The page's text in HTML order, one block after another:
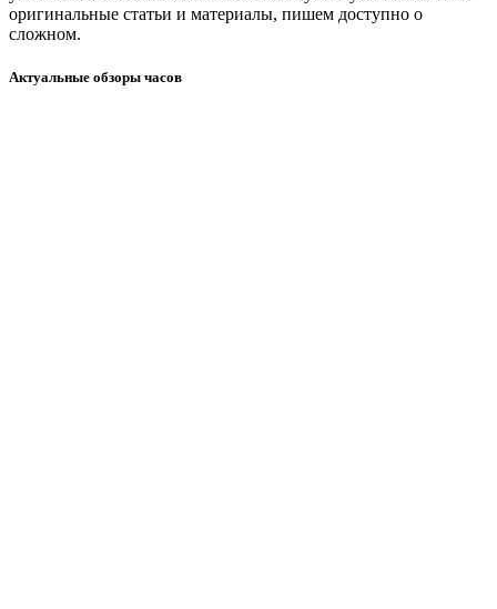
оригинальные статьи и материалы, пишем доступно о
сложном.
Актуальные обзоры часов